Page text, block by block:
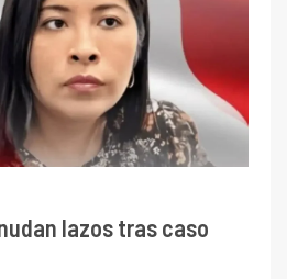
lazos tras caso